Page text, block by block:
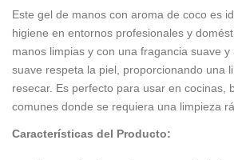
Este gel de manos con aroma de coco es
higiene en entornos profesionales y
manos limpias y con una fragancia suave
suave respeta la piel, proporcionando una
resecar. Es perfecto para usar en cocinas,
comunes donde se requiera una limpieza
Características del Producto: